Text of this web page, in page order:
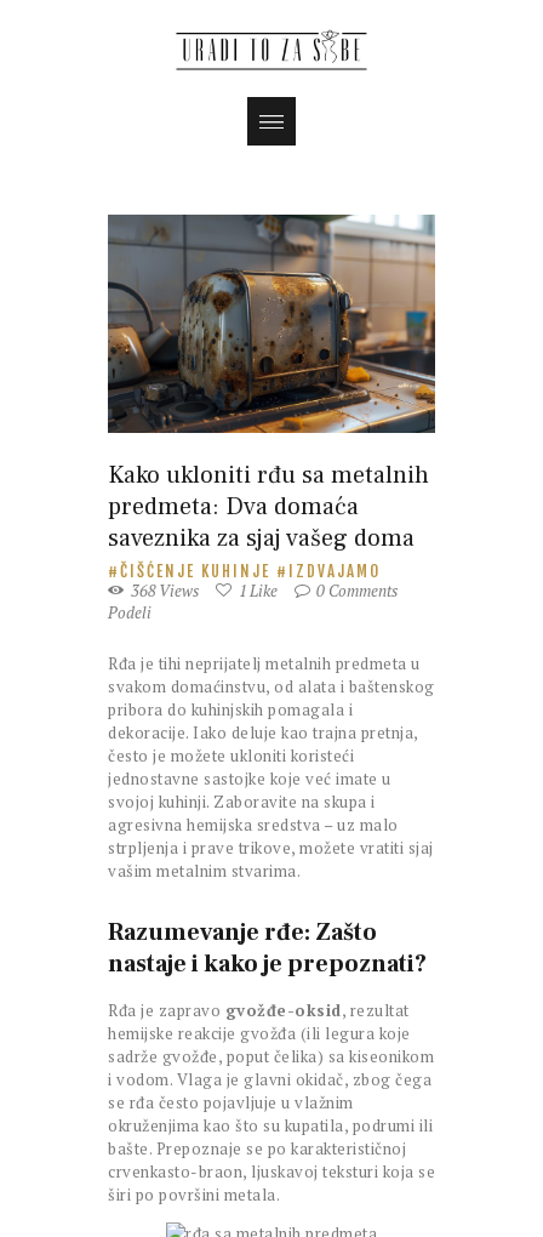
Kako ukloniti rđu sa metalnih
predmeta: Dva domaća
saveznika za sjaj vašeg doma
ČIŠĆENJE KUHINJE IZDVAJAMO
368Views 1Like 0 Comments
Podeli
Rđa je tihi neprijatelj metalnih predmeta u
svakom domaćinstvu, od alata i baštenskog
pribora do kuhinjskih pomagala i
dekoracije. Iako deluje kao trajna pretnja,
često je možete ukloniti koristeći
jednostavne sastojke koje već imate u
svojoj kuhinji. Zaboravite na skupa i
agresivna hemijska sredstva – uz malo
strpljenja i prave trikove, možete vratiti sjaj
vašim metalnim stvarima.
Razumevanje rđe: Zašto
nastaje i kako je prepoznati?
Rđa je zapravo gvožđe-oksid, rezultat
hemijske reakcije gvožđa (ili legura koje
sadrže gvožđe, poput čelika) sa kiseonikom
i vodom. Vlaga je glavni okidač, zbog čega
se rđa često pojavljuje u vlažnim
okruženjima kao što su kupatila, podrumi ili
bašte. Prepoznaje se po karakterističnoj
crvenkasto-braon, ljuskavoj teksturi koja se
širi po površini metala.